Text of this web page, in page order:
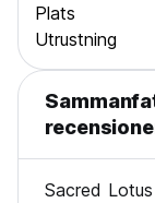
Plats
Utrustning
Sacred